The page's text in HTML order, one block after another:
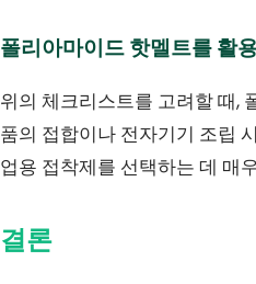
폴리아마이드 핫멜트를 활
위의 체크리스트를 고려할 때,
품의 접합이나 전자기기 조립
업용 접착제를 선택하는 데 매
결론